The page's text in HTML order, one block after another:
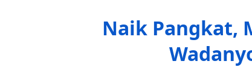
Naik Pangkat,